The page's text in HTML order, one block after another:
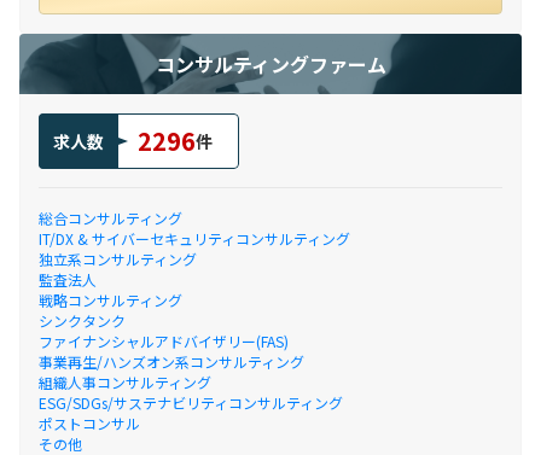
コンサルティングファーム
求人数 2296件
総合コンサルティング
IT/DX & サイバーセキュリティコンサルティング
独立系コンサルティング
監査法人
戦略コンサルティング
シンクタンク
ファイナンシャルアドバイザリー(FAS)
事業再生/ハンズオン系コンサルティング
組織人事コンサルティング
ESG/SDGs/サステナビリティコンサルティング
ポストコンサル
その他